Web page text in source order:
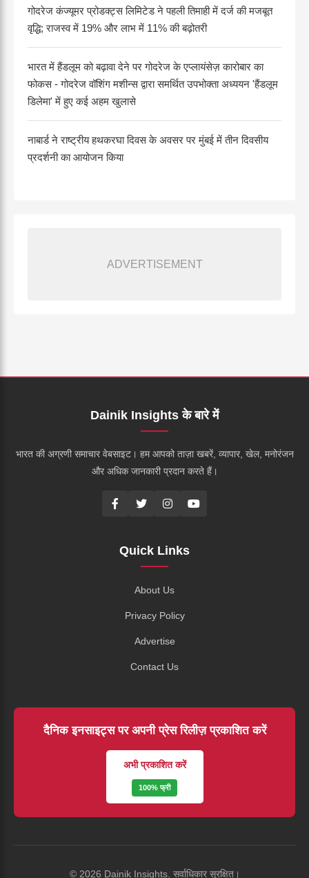
गोदरेज कंज्यूमर प्रोडक्ट्स लिमिटेड ने पहली तिमाही में दर्ज की मजबूत
वृद्धि; राजस्व में 19% और लाभ में 11% की बढ़ोतरी
भारत में हैंडलूम को बढ़ावा देने पर गोदरेज के एप्लायंसेज़ कारोबार का
फोकस - गोदरेज वॉशिंग मशीन्स द्वारा समर्थित उपभोक्ता अध्ययन 'हैंडलूम
डिलेमा' में हुए कई अहम खुलासे
नाबार्ड ने राष्ट्रीय हथकरघा दिवस के अवसर पर मुंबई में तीन दिवसीय
प्रदर्शनी का आयोजन किया
ADVERTISEMENT
Dainik Insights के बारे में
भारत की अग्रणी समाचार वेबसाइट। हम आपको ताज़ा खबरें, व्यापार, खेल, मनोरंजन
और अधिक जानकारी प्रदान करते हैं।
Quick Links
About Us
Privacy Policy
Advertise
Contact Us
दैनिक इनसाइट्स पर अपनी प्रेस रिलीज़ प्रकाशित करें
अभी प्रकाशित करें
100% फ्री
© 2026 Dainik Insights. सर्वाधिकार सुरक्षित।